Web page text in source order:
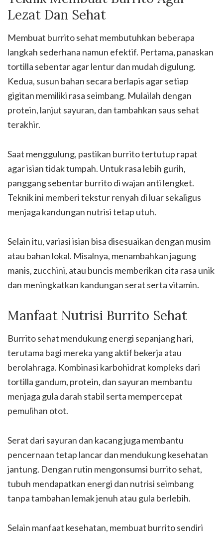
Lezat Dan Sehat
Membuat burrito sehat membutuhkan beberapa
langkah sederhana namun efektif. Pertama, panaskan
tortilla sebentar agar lentur dan mudah digulung.
Kedua, susun bahan secara berlapis agar setiap
gigitan memiliki rasa seimbang. Mulailah dengan
protein, lanjut sayuran, dan tambahkan saus sehat
terakhir.
Saat menggulung, pastikan burrito tertutup rapat
agar isian tidak tumpah. Untuk rasa lebih gurih,
panggang sebentar burrito di wajan anti lengket.
Teknik ini memberi tekstur renyah di luar sekaligus
menjaga kandungan nutrisi tetap utuh.
Selain itu, variasi isian bisa disesuaikan dengan musim
atau bahan lokal. Misalnya, menambahkan jagung
manis, zucchini, atau buncis memberikan cita rasa unik
dan meningkatkan kandungan serat serta vitamin.
Manfaat Nutrisi Burrito Sehat
Burrito sehat mendukung energi sepanjang hari,
terutama bagi mereka yang aktif bekerja atau
berolahraga. Kombinasi karbohidrat kompleks dari
tortilla gandum, protein, dan sayuran membantu
menjaga gula darah stabil serta mempercepat
pemulihan otot.
Serat dari sayuran dan kacang juga membantu
pencernaan tetap lancar dan mendukung kesehatan
jantung. Dengan rutin mengonsumsi burrito sehat,
tubuh mendapatkan energi dan nutrisi seimbang
tanpa tambahan lemak jenuh atau gula berlebih.
Selain manfaat kesehatan, membuat burrito sendiri